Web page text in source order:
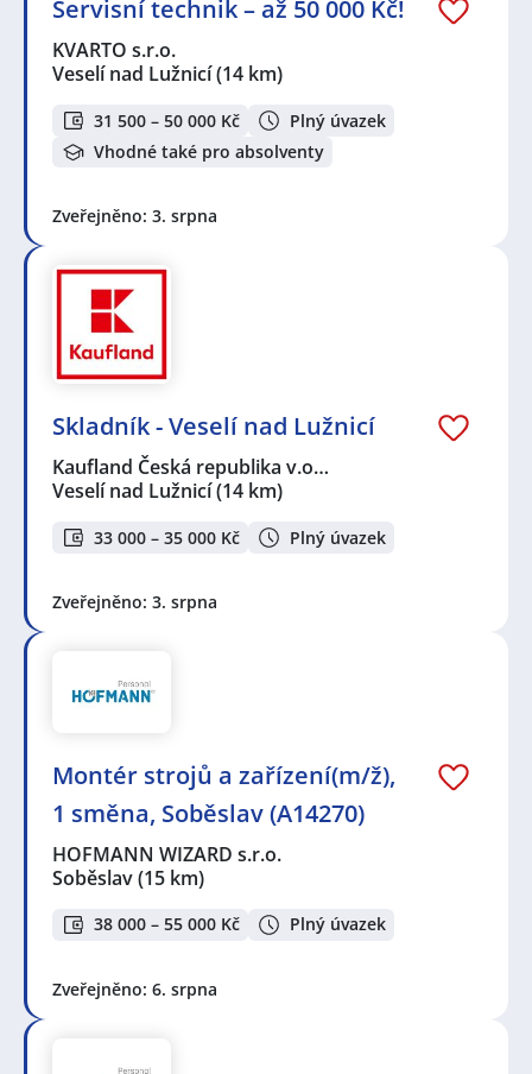
Servisní technik – až 50 000 Kč!
KVARTO s.r.o.
Veselí nad Lužnicí(14 km)
31 500 – 50 000 Kč
Plný úvazek
Vhodné také pro absolventy
Zveřejněno: 3. srpna
Skladník - Veselí nad Lužnicí
Kaufland Česká republika v.o…
Veselí nad Lužnicí(14 km)
33 000 – 35 000 Kč Plný úvazek
Zveřejněno: 3. srpna
Montér strojů a zařízení(m/ž),
1 směna, Soběslav (A14270)
HOFMANN WIZARD s.r.o.
Soběslav(15 km)
38 000 – 55 000 Kč Plný úvazek
Zveřejněno: 6. srpna